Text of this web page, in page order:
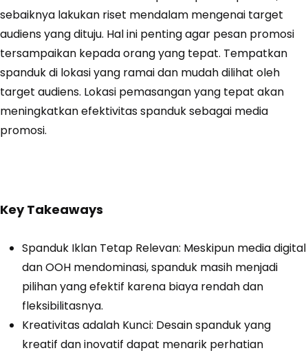
sebaiknya lakukan riset mendalam mengenai target
audiens yang dituju. Hal ini penting agar pesan promosi
tersampaikan kepada orang yang tepat. Tempatkan
spanduk di lokasi yang ramai dan mudah dilihat oleh
target audiens. Lokasi pemasangan yang tepat akan
meningkatkan efektivitas spanduk sebagai media
promosi.
Key Takeaways
Spanduk Iklan Tetap Relevan: Meskipun media digital
dan OOH mendominasi, spanduk masih menjadi
pilihan yang efektif karena biaya rendah dan
fleksibilitasnya.
Kreativitas adalah Kunci: Desain spanduk yang
kreatif dan inovatif dapat menarik perhatian